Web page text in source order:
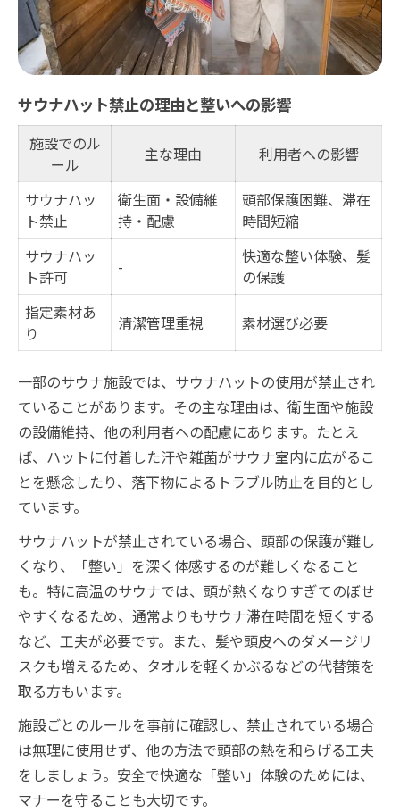
サウナハット禁止の理由と整いへの影響
施設でのル
ール
主な理由 利用者への影響
サウナハッ
ト禁止
衛生面・設備維
持・配慮
頭部保護困難、滞在
時間短縮
サウナハッ
ト許可
-
快適な整い体験、髪
の保護
指定素材あ
り
清潔管理重視 素材選び必要
一部のサウナ施設では、サウナハットの使用が禁止され
ていることがあります。その主な理由は、衛生面や施設
の設備維持、他の利用者への配慮にあります。たとえ
ば、ハットに付着した汗や雑菌がサウナ室内に広がるこ
とを懸念したり、落下物によるトラブル防止を目的とし
ています。
サウナハットが禁止されている場合、頭部の保護が難し
くなり、「整い」を深く体感するのが難しくなること
も。特に高温のサウナでは、頭が熱くなりすぎてのぼせ
やすくなるため、通常よりもサウナ滞在時間を短くする
など、工夫が必要です。また、髪や頭皮へのダメージリ
スクも増えるため、タオルを軽くかぶるなどの代替策を
取る方もいます。
施設ごとのルールを事前に確認し、禁止されている場合
は無理に使用せず、他の方法で頭部の熱を和らげる工夫
をしましょう。安全で快適な「整い」体験のためには、
マナーを守ることも大切です。